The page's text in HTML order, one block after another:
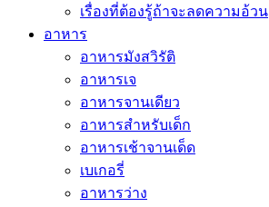
เรื่องที่ต้องรู้ถ้าจะลดความอ้วน
อาหาร
อาหารมังสวิรัติ
อาหารเจ
อาหารจานเดียว
อาหารสำหรับเด็ก
อาหารเช้าจานเด็ด
เบเกอรี่
อาหารว่าง